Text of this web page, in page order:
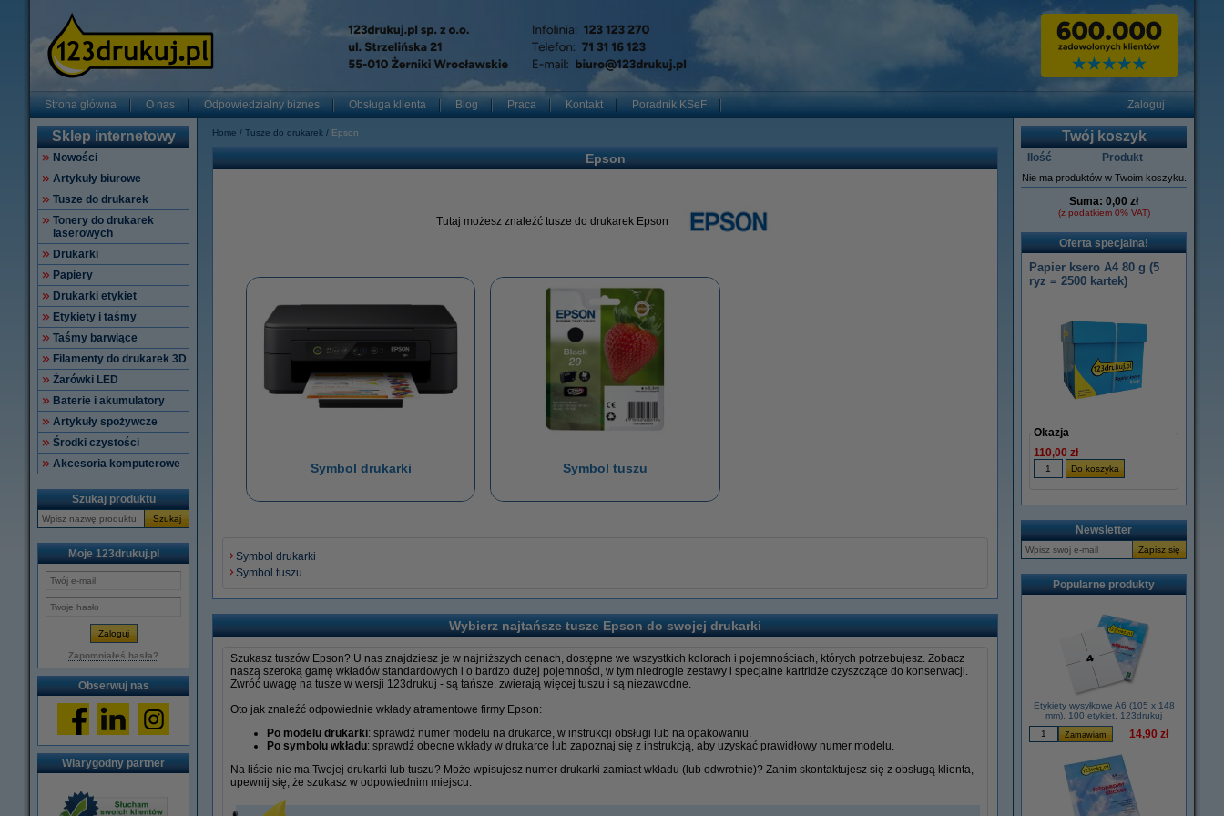
Strona główna O nas Odpowiedzialny biznes Obsługa klienta Blog Praca Kontakt Poradnik KSeF Zaloguj
Sklep internetowy
Nowości
Artykuły biurowe
Tusze do drukarek
Tonery do drukarek
laserowych
Drukarki
Papiery
Drukarki etykiet
Etykiety i taśmy
Taśmy barwiące
Filamenty do drukarek 3D
Żarówki LED
Baterie i akumulatory
Artykuły spożywcze
Środki czystości
Akcesoria komputerowe
Szukaj produktu
Szukaj
Moje 123drukuj.pl
Zapomniałeś hasła?
Obserwuj nas
Wiarygodny partner
Home Tusze do drukarek Epson
Epson
Tutaj możesz znaleźć tusze do drukarek Epson
Symbol drukarki Symbol tuszu
Symbol drukarki
Symbol tuszu
Wybierz najtańsze tusze Epson do swojej drukarki
Szukasz tuszów Epson? U nas znajdziesz je w najniższych cenach, dostępne we wszystkich kolorach i pojemnościach, których potrzebujesz. Zobacz
naszą szeroką gamę wkładów standardowych i o bardzo dużej pojemności, w tym niedrogie zestawy i specjalne kartridże czyszczące do konserwacji.
Zwróć uwagę na tusze w wersji 123drukuj - są tańsze, zwierają więcej tuszu i są niezawodne.
Oto jak znaleźć odpowiednie wkłady atramentowe firmy Epson:
Po modelu drukarki: sprawdź numer modelu na drukarce, w instrukcji obsługi lub na opakowaniu.
Po symbolu wkładu: sprawdź obecne wkłady w drukarce lub zapoznaj się z instrukcją, aby uzyskać prawidłowy numer modelu.
Na liście nie ma Twojej drukarki lub tuszu? Może wpisujesz numer drukarki zamiast wkładu (lub odwrotnie)? Zanim skontaktujesz się z obsługą klienta,
upewnij się, że szukasz w odpowiednim miejscu.
Twój koszyk
Ilość Produkt
Nie ma produktów w Twoim koszyku.
Suma: 0,00 zł
(z podatkiem 0% VAT)
Oferta specjalna!
Papier ksero A4 80 g (5
ryz = 2500 kartek)
Okazja
110,00 zł
Newsletter
Popularne produkty
Etykiety wysyłkowe A6 (105 x 148
mm), 100 etykiet, 123drukuj
14,90 zł